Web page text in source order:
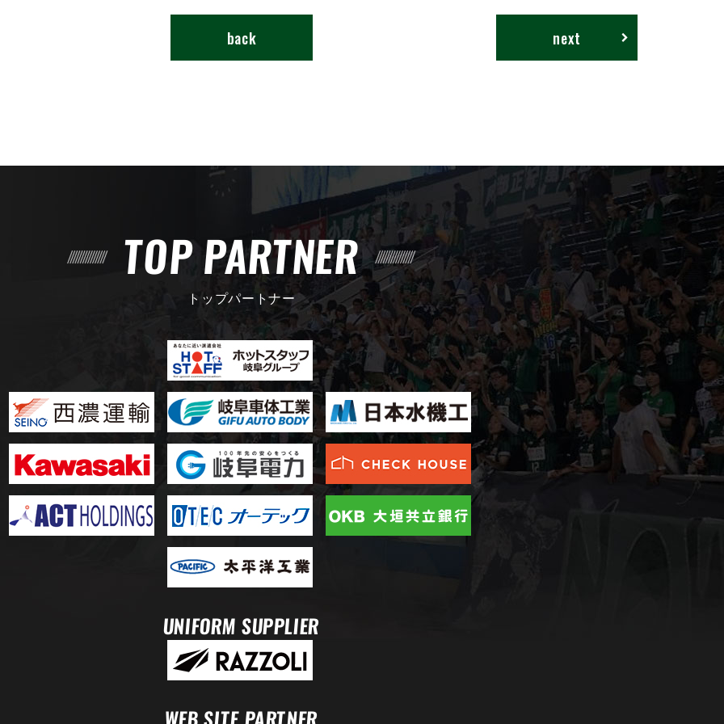
next
back
TOP PARTNER
トップパートナー
UNIFORM SUPPLIER